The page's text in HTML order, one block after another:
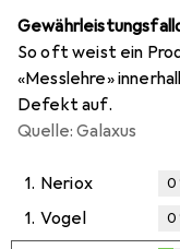
So oft weist ein
«Messlehre»
Defekt auf.
Quelle: Galaxus
1. Neriox 0
1. Vogel 0